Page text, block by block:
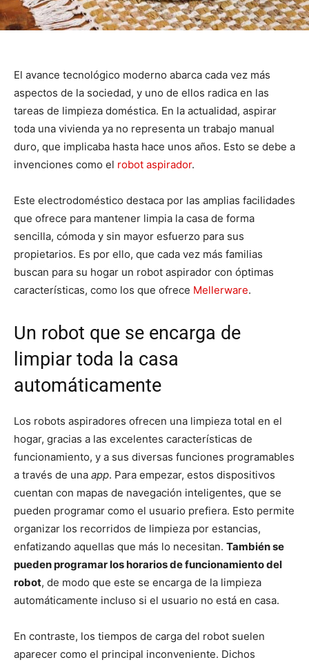
El avance tecnológico moderno abarca cada vez más
aspectos de la sociedad, y uno de ellos radica en las
tareas de limpieza doméstica. En la actualidad, aspirar
toda una vivienda ya no representa un trabajo manual
duro, que implicaba hasta hace unos años. Esto se debe a
invenciones como el robot aspirador.
Este electrodoméstico destaca por las amplias facilidades
que ofrece para mantener limpia la casa de forma
sencilla, cómoda y sin mayor esfuerzo para sus
propietarios. Es por ello, que cada vez más familias
buscan para su hogar un robot aspirador con óptimas
características, como los que ofrece Mellerware.
Un robot que se encarga de
limpiar toda la casa
automáticamente
Los robots aspiradores ofrecen una limpieza total en el
hogar, gracias a las excelentes características de
funcionamiento, y a sus diversas funciones programables
a través de una app. Para empezar, estos dispositivos
cuentan con mapas de navegación inteligentes, que se
pueden programar como el usuario prefiera. Esto permite
organizar los recorridos de limpieza por estancias,
enfatizando aquellas que más lo necesitan. También se
pueden programar los horarios de funcionamiento del
robot, de modo que este se encarga de la limpieza
automáticamente incluso si el usuario no está en casa.
En contraste, los tiempos de carga del robot suelen
aparecer como el principal inconveniente. Dichos